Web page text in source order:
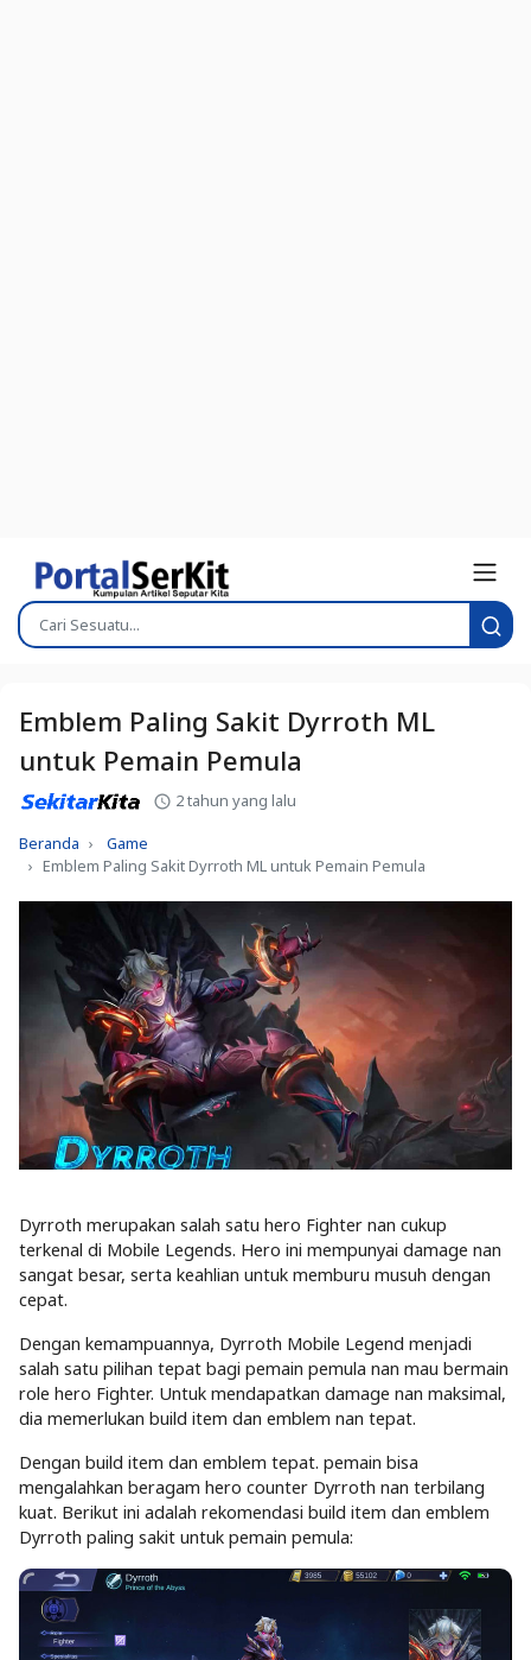
Emblem Paling Sakit Dyrroth ML
untuk Pemain Pemula
2 tahun yang lalu
Beranda
Game
Emblem Paling Sakit Dyrroth ML untuk Pemain Pemula
Dyrroth merupakan salah satu hero Fighter nan cukup
terkenal di Mobile Legends. Hero ini mempunyai damage nan
sangat besar, serta keahlian untuk memburu musuh dengan
cepat.
Dengan kemampuannya, Dyrroth Mobile Legend menjadi
salah satu pilihan tepat bagi pemain pemula nan mau bermain
role hero Fighter. Untuk mendapatkan damage nan maksimal,
dia memerlukan build item dan emblem nan tepat.
Dengan build item dan emblem tepat. pemain bisa
mengalahkan beragam hero counter Dyrroth nan terbilang
kuat. Berikut ini adalah rekomendasi build item dan emblem
Dyrroth paling sakit untuk pemain pemula: